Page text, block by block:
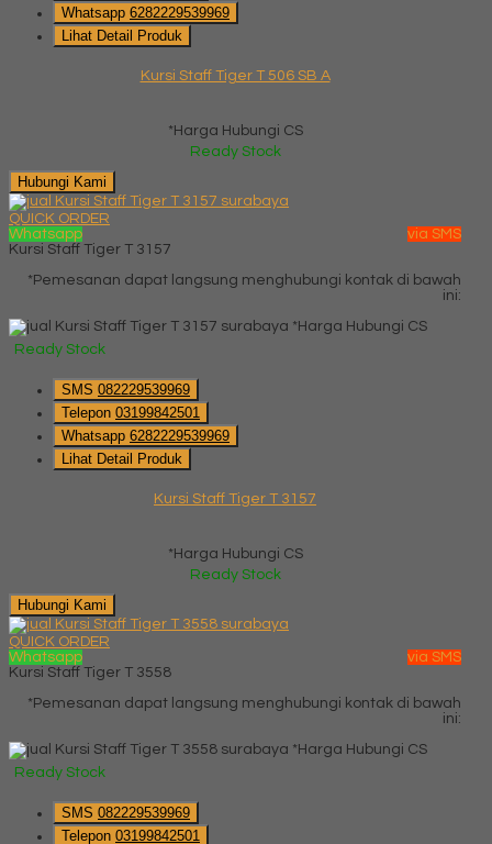
Whatsapp 6282229539969
Lihat Detail Produk
Kursi Staff Tiger T 506 SB A
*Harga Hubungi CS
Ready Stock
Hubungi Kami
QUICK ORDER
Whatsapp
via SMS
Kursi Staff Tiger T 3157
*Pemesanan dapat langsung menghubungi kontak di bawah
ini:
*Harga Hubungi CS
Ready Stock
SMS 082229539969
Telepon 03199842501
Whatsapp 6282229539969
Lihat Detail Produk
Kursi Staff Tiger T 3157
*Harga Hubungi CS
Ready Stock
Hubungi Kami
QUICK ORDER
Whatsapp
via SMS
Kursi Staff Tiger T 3558
*Pemesanan dapat langsung menghubungi kontak di bawah
ini:
*Harga Hubungi CS
Ready Stock
SMS 082229539969
Telepon 03199842501